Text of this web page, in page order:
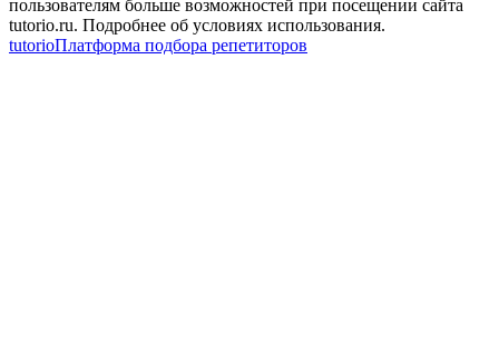
пользователям больше возможностей при посещении сайта
tutorio.ru. Подробнее об условиях использования.
tutorioПлатформа подбора репетиторов